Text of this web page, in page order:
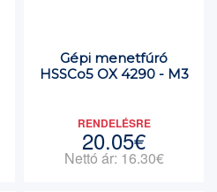
Gépi menetfúró
HSSCo5 OX 4290 - M3
RENDELÉSRE
20.05€
Nettó ár: 16.30€